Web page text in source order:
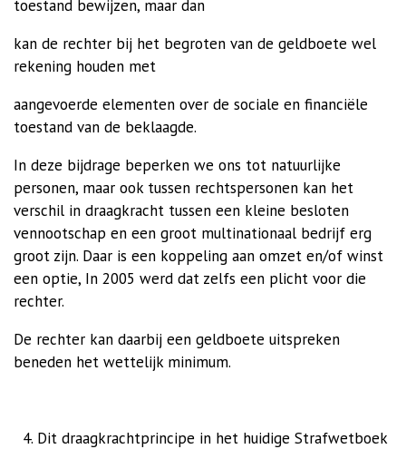
toestand bewijzen, maar dan
kan de rechter bij het begroten van de geldboete wel
rekening houden met
aangevoerde elementen over de sociale en financiële
toestand van de beklaagde.
In deze bijdrage beperken we ons tot natuurlijke
personen, maar ook tussen rechtspersonen kan het
verschil in draagkracht tussen een kleine besloten
vennootschap en een groot multinationaal bedrijf erg
groot zijn. Daar is een koppeling aan omzet en/of winst
een optie, In 2005 werd dat zelfs een plicht voor die
rechter.
De rechter kan daarbij een geldboete uitspreken
beneden het wettelijk minimum.
Dit draagkrachtprincipe in het huidige Strafwetboek